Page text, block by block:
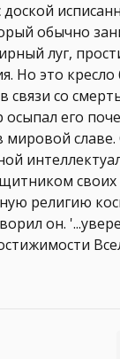
обычно
луг,
Но это
связи со
его
мировой
религию
он.